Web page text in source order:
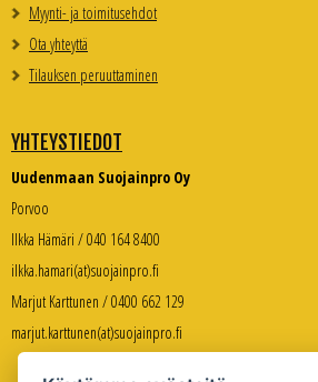
Myynti- ja toimitusehdot
Ota yhteyttä
Tilauksen peruuttaminen
YHTEYSTIEDOT
Uudenmaan Suojainpro Oy
Porvoo
Ilkka Hämäri / 040 164 8400
ilkka.hamari(at)suojainpro.fi
Marjut Karttunen / 0400 662 129
marjut.karttunen(at)suojainpro.fi